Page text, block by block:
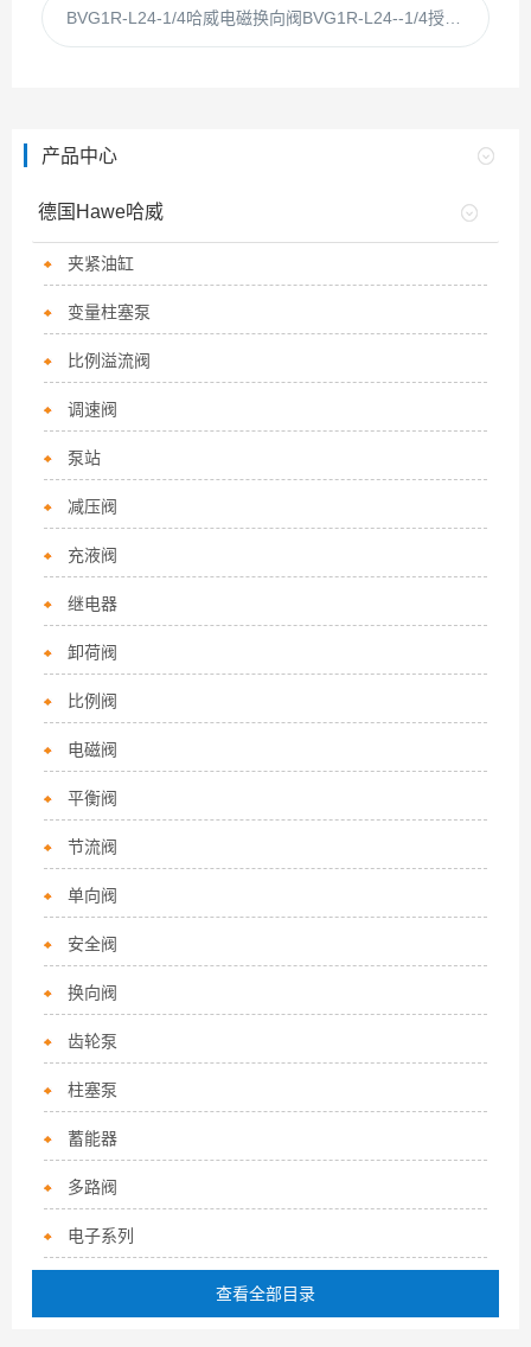
产品中心
德国Hawe哈威
夹紧油缸
变量柱塞泵
比例溢流阀
调速阀
泵站
减压阀
充液阀
继电器
卸荷阀
比例阀
电磁阀
平衡阀
节流阀
单向阀
安全阀
换向阀
齿轮泵
柱塞泵
蓄能器
多路阀
电子系列
查看全部目录